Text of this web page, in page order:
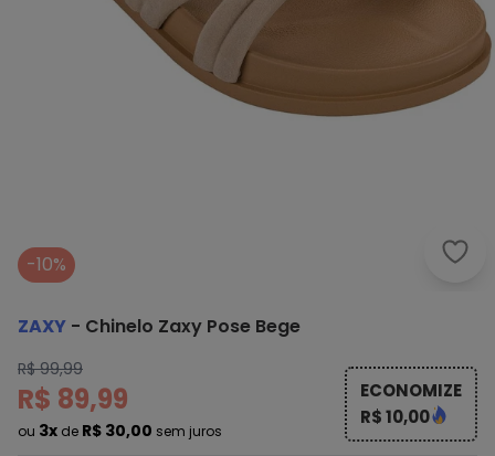
-10%
ZAXY - Chinelo Zaxy Pose Bege
R$ 99,99
R$ 89,99
ou 3x de R$ 30,00 sem juros
ECONOMIZE
R$ 10,00